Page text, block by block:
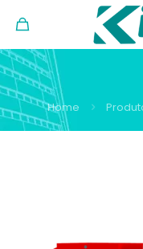
Home